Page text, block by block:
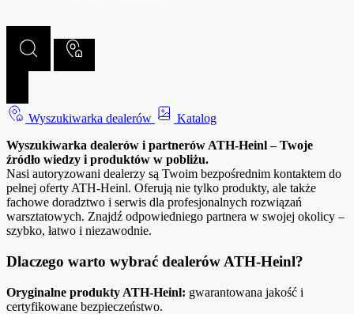
Wyszukiwarka dealerów
Katalog
Wyszukiwarka dealerów i partnerów ATH‑Heinl – Twoje
źródło wiedzy i produktów w pobliżu.
Nasi autoryzowani dealerzy są Twoim bezpośrednim kontaktem do
pełnej oferty ATH‑Heinl. Oferują nie tylko produkty, ale także
fachowe doradztwo i serwis dla profesjonalnych rozwiązań
warsztatowych. Znajdź odpowiedniego partnera w swojej okolicy –
szybko, łatwo i niezawodnie.
Dlaczego warto wybrać dealerów ATH‑Heinl?
Oryginalne produkty ATH‑Heinl: gwarantowana jakość i
certyfikowane bezpieczeństwo.